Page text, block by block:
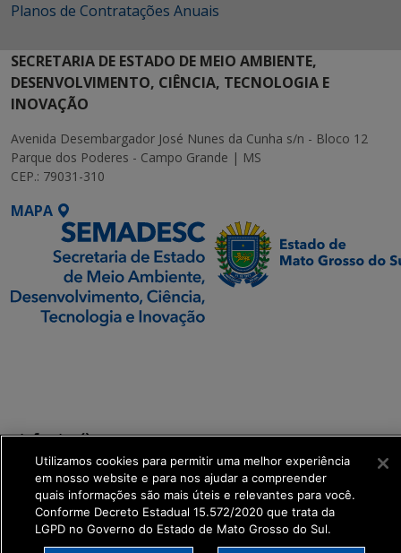
Planos de Contratações Anuais
SECRETARIA DE ESTADO DE MEIO AMBIENTE,
DESENVOLVIMENTO, CIÊNCIA, TECNOLOGIA E
INOVAÇÃO
Avenida Desembargador José Nunes da Cunha s/n - Bloco 12
Parque dos Poderes - Campo Grande | MS
CEP.: 79031-310
MAPA
get_footer();
Utilizamos cookies para permitir uma melhor experiência
em nosso website e para nos ajudar a compreender
quais informações são mais úteis e relevantes para você.
Conforme Decreto Estadual 15.572/2020 que trata da
LGPD no Governo do Estado de Mato Grosso do Sul.